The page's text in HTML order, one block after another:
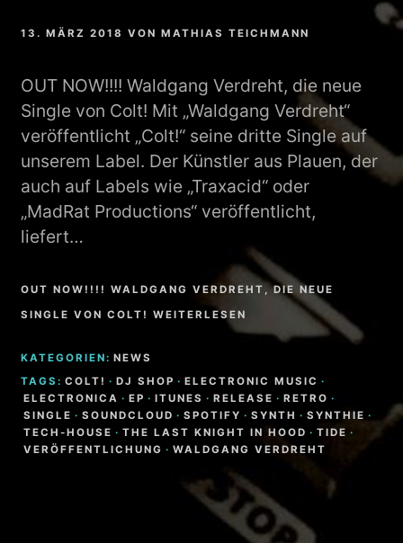
13. MÄRZ 2018 VONMATHIAS TEICHMANN
OUT NOW!!!! Waldgang Verdreht, die neue
Single von Colt! Mit „Waldgang Verdreht“
veröffentlicht „Colt!“ seine dritte Single auf
unserem Label. Der Künstler aus Plauen, der
auch auf Labels wie „Traxacid“ oder
„MadRat Productions“ veröffentlicht,
liefert…
OUT NOW!!!! WALDGANG VERDREHT, DIE NEUE
SINGLE VON COLT! WEITERLESEN
KATEGORIEN: NEWS
TAGS: COLT! · DJ SHOP · ELECTRONIC MUSIC ·
ELECTRONICA · EP · ITUNES · RELEASE · RETRO ·
SINGLE · SOUNDCLOUD · SPOTIFY · SYNTH · SYNTHIE ·
TECH-HOUSE · THE LAST KNIGHT IN HOOD · TIDE ·
VERÖFFENTLICHUNG · WALDGANG VERDREHT